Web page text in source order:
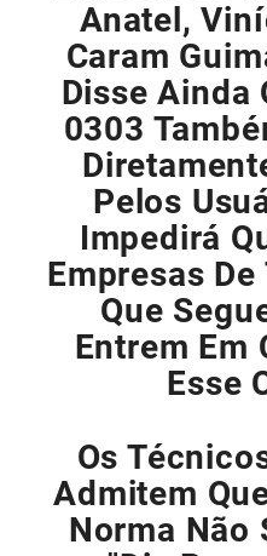
Anatel,
Caram
Disse Ainda
0303
Pelos
Impedirá
Empresas
Que
Entrem Em
Esse
Os
Admitem
Norma Não